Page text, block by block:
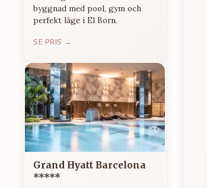
byggnad med pool, gym och
perfekt läge i El Born.
SE PRIS →
Grand Hyatt Barcelona
*****